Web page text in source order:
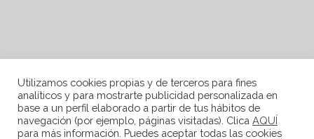
Utilizamos cookies propias y de terceros para fines
analíticos y para mostrarte publicidad personalizada en
base a un perfil elaborado a partir de tus hábitos de
navegación (por ejemplo, páginas visitadas). Clica AQUÍ
para más información. Puedes aceptar todas las cookies